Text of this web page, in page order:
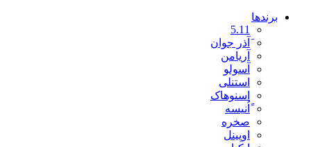
برندها
5.11
َآذر جوان
آریامن
آسولو
استنلی
اسنوهاک
ًاُنیسه
صخره
اوپینل